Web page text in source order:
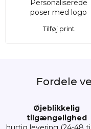
Tilføj print
Fordele
Øjeblikkelig
tilgængelighed